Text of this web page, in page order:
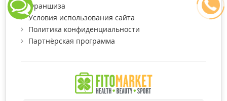
Франшиза
Условия использования сайта
Политика конфиденциальности
Партнёрская программа